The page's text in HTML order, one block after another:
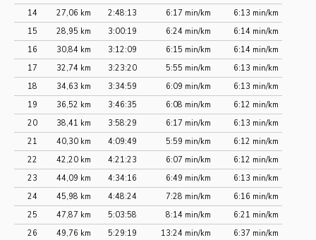
14
27,06 km 2:48:13 6:17 min/km
6:13 min/km
15
28,95 km 3:00:19 6:24 min/km
6:14 min/km
16
30,84 km 3:12:09 6:15 min/km
6:14 min/km
17
32,74 km 3:23:20 5:55 min/km
6:13 min/km
18
34,63 km 3:34:59 6:09 min/km
6:13 min/km
19
36,52 km 3:46:35 6:08 min/km
6:12 min/km
20
38,41 km 3:58:29 6:17 min/km
6:13 min/km
21
40,30 km 4:09:49 5:59 min/km
6:12 min/km
22
42,20 km 4:21:23 6:07 min/km
6:12 min/km
23
44,09 km 4:34:16 6:49 min/km
6:13 min/km
24
45,98 km 4:48:24 7:28 min/km
6:16 min/km
25
47,87 km 5:03:58 8:14 min/km
6:21 min/km
26
49,76 km 5:29:19 13:24 min/km
6:37 min/km